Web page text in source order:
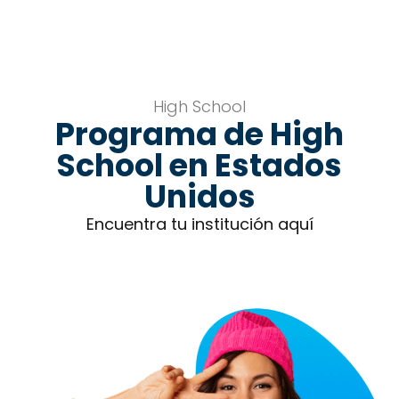
High School
Programa de High
School en Estados
Unidos
Encuentra tu institución aquí